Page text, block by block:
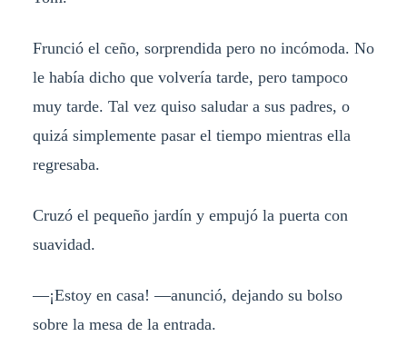
Frunció el ceño, sorprendida pero no incómoda. No
le había dicho que volvería tarde, pero tampoco
muy tarde. Tal vez quiso saludar a sus padres, o
quizá simplemente pasar el tiempo mientras ella
regresaba.
Cruzó el pequeño jardín y empujó la puerta con
suavidad.
—¡Estoy en casa! —anunció, dejando su bolso
sobre la mesa de la entrada.